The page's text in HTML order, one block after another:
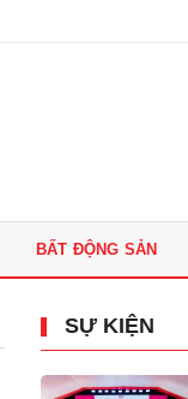
BẤT ĐỘNG SẢN
SỰ KIỆN